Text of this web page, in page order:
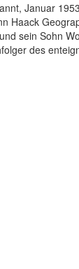
Januar
Haack
sein Sohn
des